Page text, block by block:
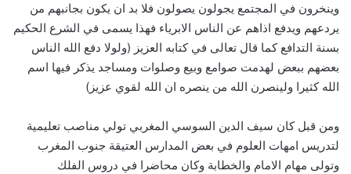
وينخرون في المجتمع يجولون يصولون فلا بد ان يكون بجانبهم من
يردعهم ويدفع اذاهم عن الناس الابرياء فهذا يسمى في الشرع الحكيم
بسنة التدافع كما قال تعالى في كتابه العزيز (ولولا دفع الله الناس
بعضهم ببعض لهدمت صوامع وبيع وصلوات ومساجد يذكر فيها اسم
الله كثيرا ولينصرن الله من ينصره ان الله لقوي عزيز)
ومن قبل كان سيف الدين السوسي المغربي تولي مناصب تعليمية
لتدريس امهات العلوم في بعض المدارس العتيقة جنوب المغرب
وتولى مهام الامام والخطابة وكان محاضرا في دروس الفلك